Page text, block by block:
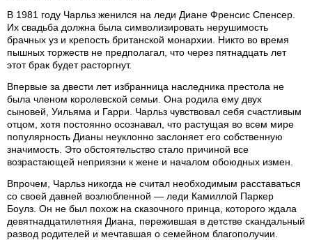
В 1981 году Чарльз женился на леди Диане Френсис Спенсер.
Их свадьба должна была символизировать нерушимость
брачных уз и крепость британской монархии. Никто во время
пышных торжеств не предполагал, что через пятнадцать лет
этот брак будет расторгнут.
Впервые за двести лет избранница наследника престола не
была членом королевской семьи. Она родила ему двух
сыновей, Уильяма и Гарри. Чарльз чувствовал себя счастливым
отцом, хотя постоянно осознавал, что растущая во всем мире
популярность Дианы неуклонно заслоняет его собственную
значимость. Это обстоятельство стало причиной все
возрастающей неприязни к жене и началом обоюдных измен.
Впрочем, Чарльз никогда не считал необходимым расставаться
со своей давней возлюбленной — леди Камиллой Паркер
Боулз. Он не был похож на сказочного принца, которого ждала
девятнадцатилетняя Диана, пережившая в детстве скандальный
развод родителей и мечтавшая о семейном благополучии.